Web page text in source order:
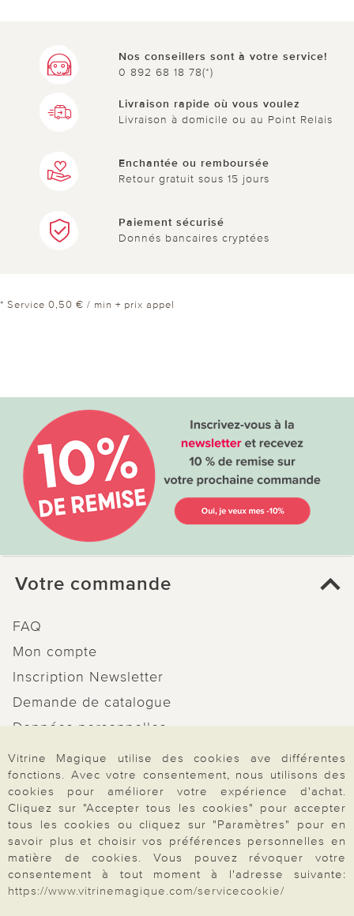
Nos conseillers sont à votre service!
0 892 68 18 78(*)
Livraison rapide où vous voulez
Livraison à domicile ou au Point Relais
Enchantée ou remboursée
Retour gratuit sous 15 jours
Paiement sécurisé
Donnés bancaires cryptées
* Service 0,50 € / min + prix appel
Votre commande
FAQ
Mon compte
Inscription Newsletter
Demande de catalogue
Données personnelles
Droit de rétractation
Rétractation
Paiement & Livraison
Vitrine Magique utilise des cookies ave différentes
fonctions. Avec votre consentement, nous utilisons des
cookies pour améliorer votre expérience d'achat.
Cliquez sur "Accepter tous les cookies" pour accepter
tous les cookies ou cliquez sur "Paramètres" pour en
savoir plus et choisir vos préférences personnelles en
matière de cookies. Vous pouvez révoquer votre
consentement à tout moment à l'adresse suivante:
https://www.vitrinemagique.com/servicecookie/